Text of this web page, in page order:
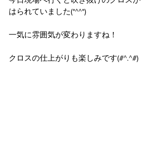
はられていました(*^^*)
一気に雰囲気が変わりますね！
クロスの仕上がりも楽しみです(#^.^#)